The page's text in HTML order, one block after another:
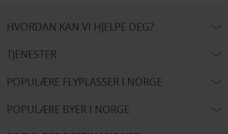
HVORDAN KAN VI HJELPE DEG?
TJENESTER
POPULÆRE FLYPLASSER I NORGE
POPULÆRE BYER I NORGE